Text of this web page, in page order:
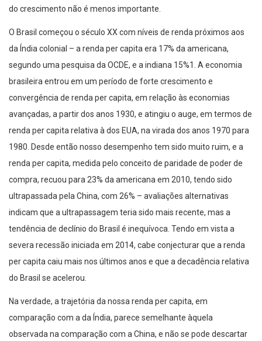
do crescimento não é menos importante.
O Brasil começou o século XX com níveis de renda próximos aos
da Índia colonial – a renda per capita era 17% da americana,
segundo uma pesquisa da OCDE, e a indiana 15%1. A economia
brasileira entrou em um período de forte crescimento e
convergência de renda per capita, em relação às economias
avançadas, a partir dos anos 1930, e atingiu o auge, em termos de
renda per capita relativa à dos EUA, na virada dos anos 1970 para
1980. Desde então nosso desempenho tem sido muito ruim, e a
renda per capita, medida pelo conceito de paridade de poder de
compra, recuou para 23% da americana em 2010, tendo sido
ultrapassada pela China, com 26% – avaliações alternativas
indicam que a ultrapassagem teria sido mais recente, mas a
tendência de declínio do Brasil é inequívoca. Tendo em vista a
severa recessão iniciada em 2014, cabe conjecturar que a renda
per capita caiu mais nos últimos anos e que a decadência relativa
do Brasil se acelerou.
Na verdade, a trajetória da nossa renda per capita, em
comparação com a da Índia, parece semelhante àquela
observada na comparação com a China, e não se pode descartar